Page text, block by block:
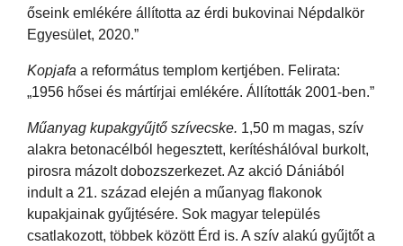
őseink emlékére állította az érdi bukovinai Népdalkör
Egyesület, 2020.”
Kopjafa a református templom kertjében. Felirata:
„1956 hősei és mártírjai emlékére. Állították 2001-ben.”
Műanyag kupakgyűjtő szívecske. 1,50 m magas, szív
alakra betonacélból hegesztett, kerítéshálóval burkolt,
pirosra mázolt dobozszerkezet. Az akció Dániából
indult a 21. század elején a műanyag flakonok
kupakjainak gyűjtésére. Sok magyar település
csatlakozott, többek között Érd is. A szív alakú gyűjtőt a